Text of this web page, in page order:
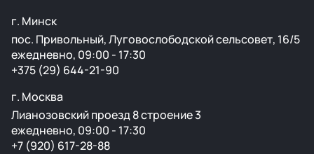
г. Минск
пос. Привольный, Луговослободской сельсовет, 16/5
ежедневно, 09:00 - 17:30
+375 (29) 644-21-90
г. Москва
Лианозовский проезд 8 строение 3
ежедневно, 09:00 - 17:30
+7 (920) 617-28-88